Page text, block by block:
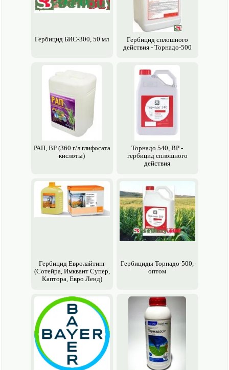
Гербицид БИС-300, 50 мл
Гербицид сплошного
действия - Торнадо-500
РАП, ВР (360 г/л глифосата
кислоты)
Торнадо 540, ВР -
гербицид сплошного
действия
Гербицид Евролайтинг
(Сотейра, Имквант Супер,
Каптора, Евро Ленд)
Гербициды Торнадо-500,
оптом